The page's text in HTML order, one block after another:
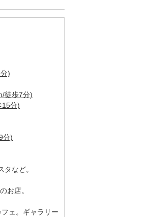
)
徒歩7分)
15分)
分)
など。
お店。
ェ。ギャラリー